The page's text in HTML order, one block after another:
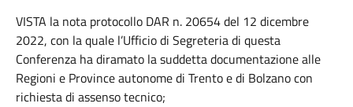
VISTA la nota protocollo DAR n. 20654 del 12 dicembre
2022, con la quale l’Ufficio di Segreteria di questa
Conferenza ha diramato la suddetta documentazione alle
Regioni e Province autonome di Trento e di Bolzano con
richiesta di assenso tecnico;